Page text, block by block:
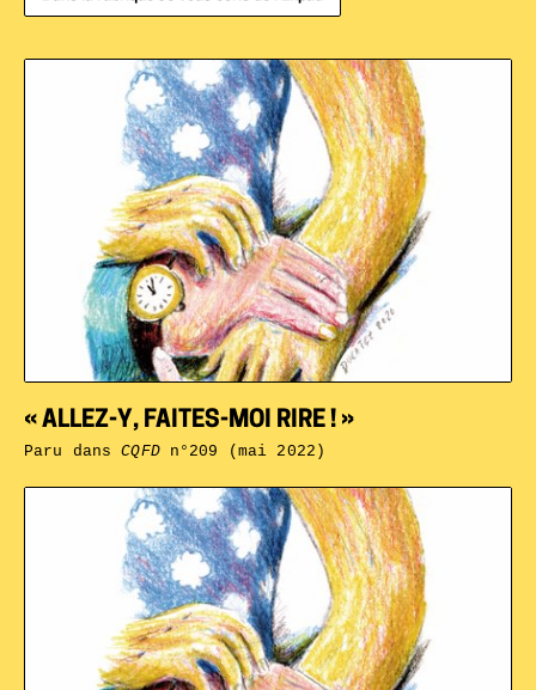
« ALLEZ-Y, FAITES-MOI RIRE ! »
Paru dansCQFDn°209 (mai 2022)